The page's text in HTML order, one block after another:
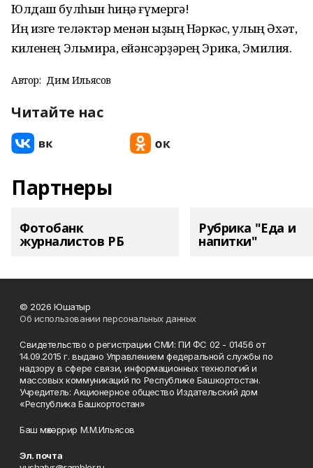
Юлдаш булһын һиңә ғүмергә!
Иң изге теләктәр менән ҡыҙың Нәркәс, улың Әхәт,
киленең Эльмира, ейәнсәрҙәрең Эрика, Эмилия.
Автор: Дим Ильясов
Читайте нас
Партнеры
Фотобанк
журналистов РБ
Рубрика "Еда и
напитки"
© 2026 Юшатыр
Об использовании персональных данных
Свидетельство о регистрации СМИ: ПИ ФС 02 - 01456 от
14.09.2015 г. выдано Управлением федеральной службы по
надзору в сфере связи, информационных технологий и
массовых коммуникаций по Республике Башкортостан.
Учредитель: Акционерное общество Издательский дом
«Республика Башкортостан»
Баш мөхәррир М.М.Ильясов
Эл. почта